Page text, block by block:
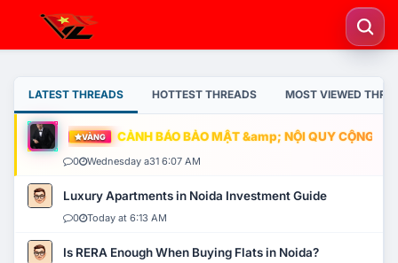
LATEST THREADS HOTTEST THREADS MOST VIEWED
VÀNG CẢNH BÁO BẢO MẬT &amp; NỘI QUY CỘNG
0 Wednesday a31 6:07 AM
Luxury Apartments in Noida Investment Guide
0 Today at 6:13 AM
Is RERA Enough When Buying Flats in Noida?